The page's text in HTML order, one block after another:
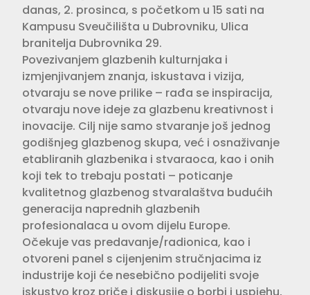
danas, 2. prosinca, s početkom u 15 sati na
Kampusu Sveučilišta u Dubrovniku, Ulica
branitelja Dubrovnika 29.
Povezivanjem glazbenih kulturnjaka i
izmjenjivanjem znanja, iskustava i vizija,
otvaraju se nove prilike – rađa se inspiracija,
otvaraju nove ideje za glazbenu kreativnost i
inovacije. Cilj nije samo stvaranje još jednog
godišnjeg glazbenog skupa, već i osnaživanje
etabliranih glazbenika i stvaraoca, kao i onih
koji tek to trebaju postati – poticanje
kvalitetnog glazbenog stvaralaštva budućih
generacija naprednih glazbenih
profesionalaca u ovom dijelu Europe.
Očekuje vas predavanje/radionica, kao i
otvoreni panel s cijenjenim stručnjacima iz
industrije koji će nesebično podijeliti svoje